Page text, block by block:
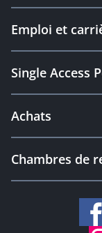
Emploi et
Single Access
Achats
Chambres de